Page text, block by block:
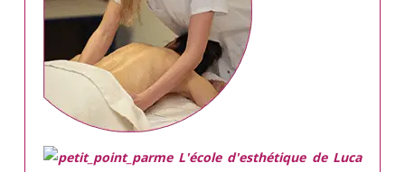
L'école d'esthétique de Luca